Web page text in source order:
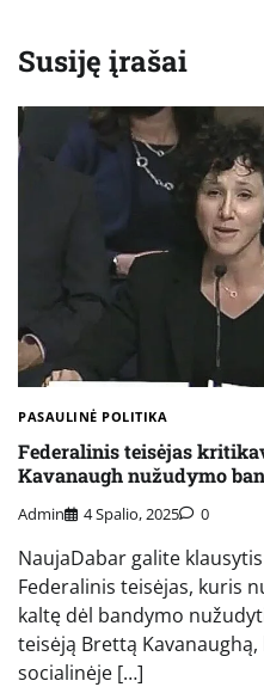
Susiję įrašai
PASAULINĖ POLITIKA
Federalinis teisėjas
Kavanaugh nužudymo
Admin 4 Spalio, 2025 0
NaujaDabar galite
Federalinis teisėjas, kuris
kaltę dėl bandymo
teisėją Brettą
socialinėje […]